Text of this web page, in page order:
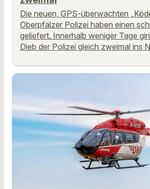
Die neuen, GPS-überwachten
Oberpfälzer Polizei haben einen
geliefert. Innerhalb weniger Tage
Dieb der Polizei gleich zweimal ins